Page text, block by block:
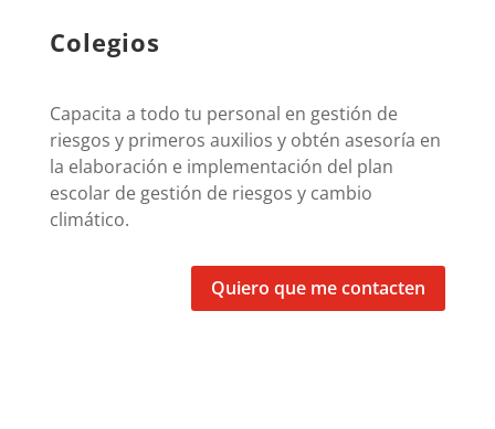
Colegios
Capacita a todo tu personal en gestión de
riesgos y primeros auxilios y obtén asesoría en
la elaboración e implementación del plan
escolar de gestión de riesgos y cambio
climático.
Quiero que me contacten